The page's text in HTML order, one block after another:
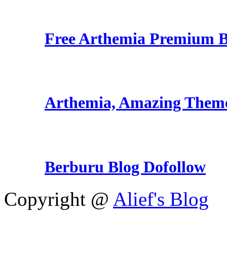
Free Arthemia Premium
Arthemia, Amazing
Berburu Blog Dofollow
Copyright @ Alief's Blog